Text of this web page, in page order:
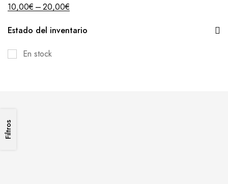
10,00€ –20,00€
Estado del inventario
En stock
Filtros